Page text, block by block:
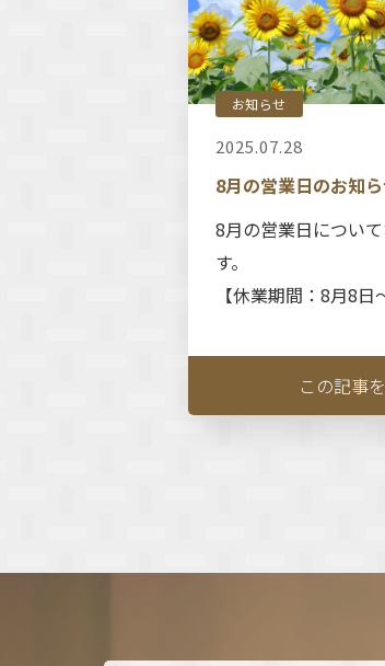
お知らせ
2025.07.28
8月の営業日のお知
8月の営業日につい
す。
【休業期間：8月8日
この記事